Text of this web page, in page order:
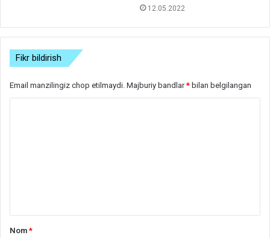
12.05.2022
Fikr bildirish
Email manzilingiz chop etilmaydi. Majburiy bandlar* bilan belgilangan
Nom*